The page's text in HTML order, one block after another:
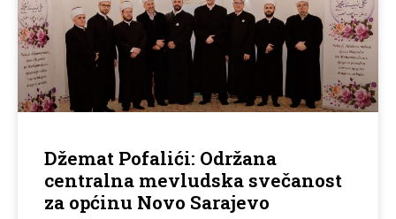
Džemat Pofalići: Održana
centralna mevludska svečanost
za općinu Novo Sarajevo